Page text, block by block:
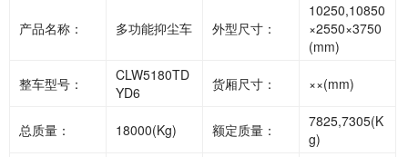
产品名称： 多功能抑尘车 外型尺寸：
10250,10850
×2550×3750
(mm)
整车型号：
CLW5180TD
YD6
货厢尺寸： ××(mm)
总质量： 18000(Kg) 额定质量：
7825,7305(K
g)